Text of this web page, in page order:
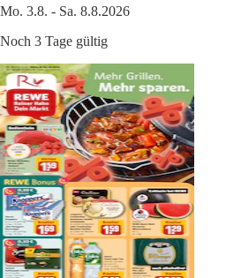
Mo. 3.8. - Sa. 8.8.2026
Noch 3 Tage gültig